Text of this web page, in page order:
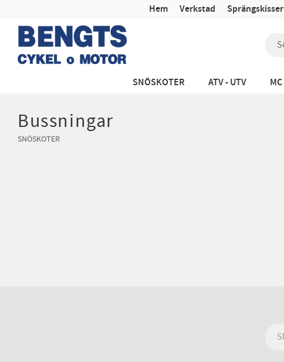
Hem Verkstad Sprängskisser
SNÖSKOTER ATV - UTV MC
Bussningar
SNÖSKOTER